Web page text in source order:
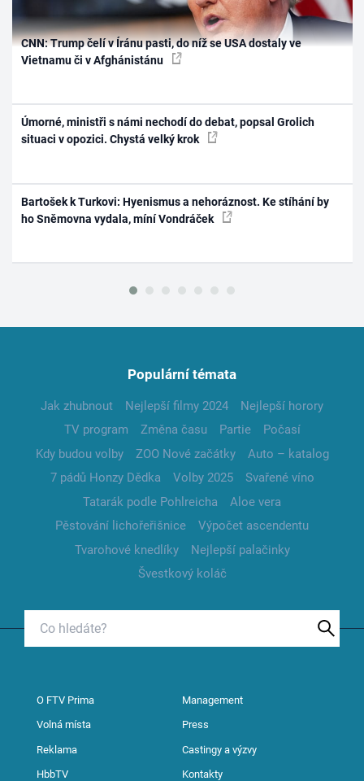
CNN: Trump čelí v Íránu pasti, do níž se USA dostaly ve
Vietnamu či v Afghánistánu
Úmorné, ministři s námi nechodí do debat, popsal Grolich
situaci v opozici. Chystá velký krok
Bartošek k Turkovi: Hyenismus a nehoráznost. Ke stíhání by
ho Sněmovna vydala, míní Vondráček
Populární témata
Jak zhubnout Nejlepší filmy 2024
Nejlepší horory
TV program
Změna času Partie
Počasí
Kdy budou volby
ZOO Nové začátky
Auto – katalog
7 pádů Honzy Dědka
Volby 2025
Svařené víno
Tatarák podle Pohlreicha
Aloe vera
Pěstování lichořeřišnice
Výpočet ascendentu
Tvarohové knedlíky
Nejlepší palačinky
Švestkový koláč
O FTV Prima Management
Volná místa Press
Reklama Castingy a výzvy
HbbTV Kontakty